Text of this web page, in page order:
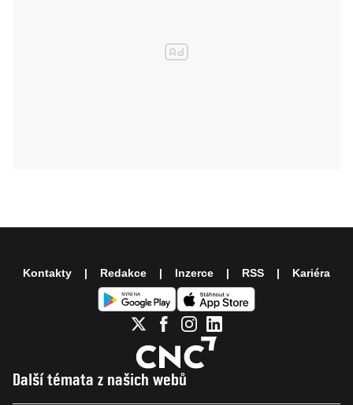
Další témata z našich webů
Kontakty Redakce Inzerce RSS Kariéra